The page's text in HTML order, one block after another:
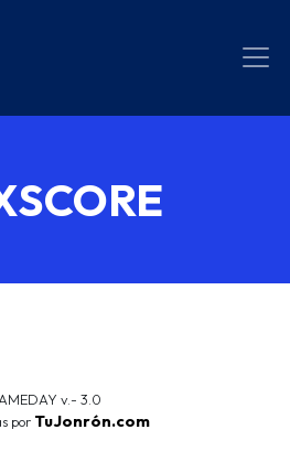
v.- 3.0
por TuJonrón.com